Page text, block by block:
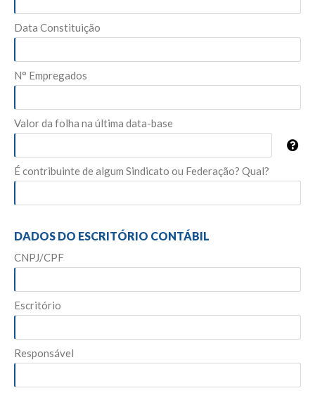
Data Constituição
N° Empregados
Valor da folha na última data-base
É contribuinte de algum Sindicato ou Federação? Qual?
DADOS DO ESCRITÓRIO CONTÁBIL
CNPJ/CPF
Escritório
Responsável